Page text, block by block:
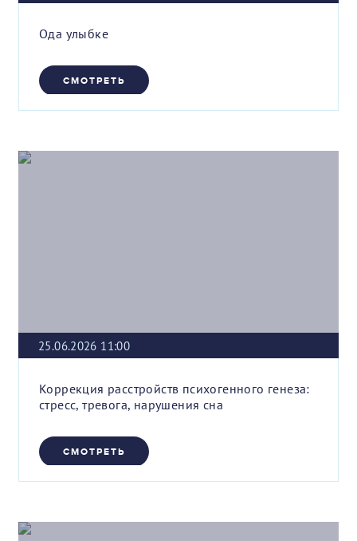
Ода улыбке
СМОТРЕТЬ
25.06.2026 11:00
Коррекция расстройств психогенного генеза:
стресс, тревога, нарушения сна
СМОТРЕТЬ